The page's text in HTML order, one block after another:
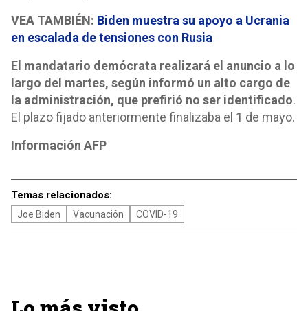
VEA TAMBIÉN: Biden muestra su apoyo a Ucrania
en escalada de tensiones con Rusia
El mandatario demócrata realizará el anuncio a lo
largo del martes, según informó un alto cargo de
la administración, que prefirió no ser identificado.
El plazo fijado anteriormente finalizaba el 1 de mayo.
Información AFP
Temas relacionados:
Joe Biden Vacunación COVID-19